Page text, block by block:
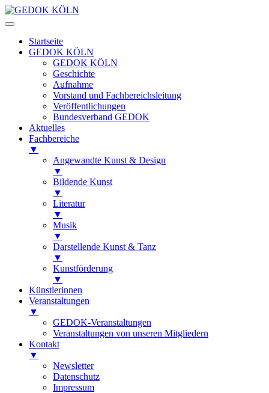
Startseite
GEDOK KÖLN
GEDOK KÖLN
Geschichte
Aufnahme
Vorstand und Fachbereichsleitung
Veröffentlichungen
Bundesverband GEDOK
Aktuelles
Fachbereiche
▼
Angewandte Kunst & Design
▼
Bildende Kunst
▼
Literatur
▼
Musik
▼
Darstellende Kunst & Tanz
▼
Kunstförderung
▼
Künstlerinnen
Veranstaltungen
▼
GEDOK-Veranstaltungen
Veranstaltungen von unseren Mitgliedern
Kontakt
▼
Newsletter
Datenschutz
Impressum